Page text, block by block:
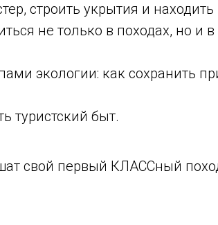
строить укрытия и
не только в походах, но и
экологии: как сохранить
туристский быт.
свой первый КЛАССный